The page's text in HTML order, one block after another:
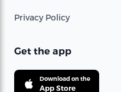
Privacy Policy
Get the app
Download on the
App Store